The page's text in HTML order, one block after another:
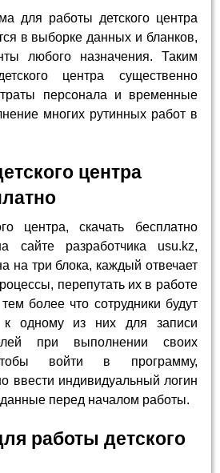
для работы детского центра
в выборке данных и бланков,
любого назначения. Таким
центра существенно
персонала и временные
многих рутинных работ в
центра
центра, скачать бесплатно
сайте разработчика usu.kz,
на три блока, каждый отвечает
перепутать их в работе
более что сотрудники будут
к одному из них для записи
при выполнении своих
войти в программу,
ввести индивидуальный логин
перед началом работы.
работы детского